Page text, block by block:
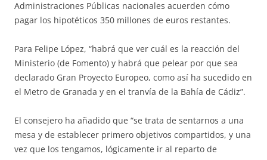
Administraciones Públicas nacionales acuerden cómo
pagar los hipotéticos 350 millones de euros restantes.
Para Felipe López, “habrá que ver cuál es la reacción del
Ministerio (de Fomento) y habrá que pelear por que sea
declarado Gran Proyecto Europeo, como así ha sucedido en
el Metro de Granada y en el tranvía de la Bahía de Cádiz”.
El consejero ha añadido que “se trata de sentarnos a una
mesa y de establecer primero objetivos compartidos, y una
vez que los tengamos, lógicamente ir al reparto de